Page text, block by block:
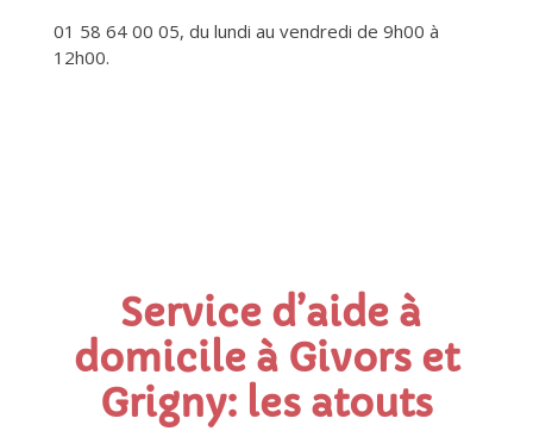
01 58 64 00 05, du lundi au vendredi de 9h00 à
12h00.
Service d’aide à
domicile à Givors et
Grigny: les atouts